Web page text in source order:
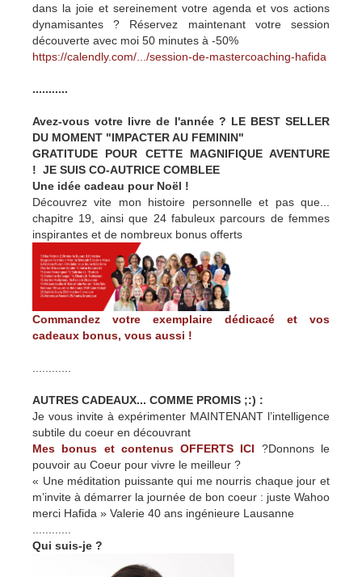
dans la joie et sereinement votre agenda et vos actions
dynamisantes ? Réservez maintenant votre session
découverte avec moi 50 minutes à -50%
https://calendly.com/.../session-de-mastercoaching-hafida
...........
Avez-vous votre livre de l'année ? LE BEST SELLER
DU MOMENT "IMPACTER AU FEMININ"
GRATITUDE POUR CETTE MAGNIFIQUE AVENTURE
! JE SUIS CO-AUTRICE COMBLEE
Une idée cadeau pour Noël !
Découvrez vite mon histoire personnelle et pas que...
chapitre 19, ainsi que 24 fabuleux parcours de femmes
inspirantes et de nombreux bonus offerts
Commandez votre exemplaire dédicacé et vos
cadeaux bonus, vous aussi !
AUTRES CADEAUX... COMME PROMIS ;:) :
Je vous invite à expérimenter MAINTENANT l’intelligence
subtile du coeur en découvrant
Mes bonus et contenus OFFERTS ICI ?Donnons le
pouvoir au Coeur pour vivre le meilleur ?
« Une méditation puissante qui me nourris chaque jour et
m’invite à démarrer la journée de bon coeur : juste Wahoo
merci Hafida » Valerie 40 ans ingénieure Lausanne
Qui suis-je ?